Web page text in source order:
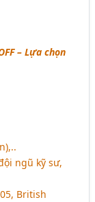
– Lựa chọn
ngũ kỹ sư,
British